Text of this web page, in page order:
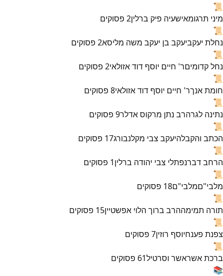
📜
מיני תרגומאישעיה פיק ברלין2 פסוקים
📜
נחלת יעקביעקב בן יעקב משה מליסא2 פסוקים
📜
נחל קדומיםר' חיים יוסף דוד אזולאי2 פסוקים
📜
חומת אנךר' חיים יוסף דוד אזולאי8 פסוקים
📜
נתינה לגרהרב נתן מרקוס אדלר9 פסוקים
📜
הכתב והקבלהיעקב צבי מקלנבורג17 פסוקים
📜
הרחב דברנפתלי צבי יהודה ברלין1 פסוקים
📜
מלבי"םמלבי"ם18 פסוקים
📜
תורה תמימההרב ברוך הלוי אפשטיין15 פסוקים
📜
צפנת פענחיוסף רוזין7 פסוקים
📜
ברכת אשראשר וסרטיל61 פסוקים
📚